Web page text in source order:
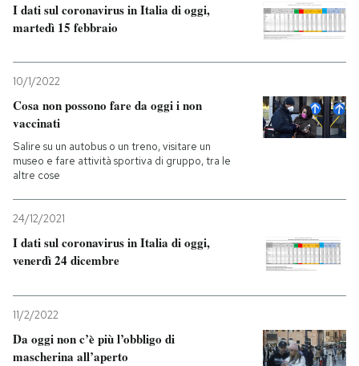
I dati sul coronavirus in Italia di oggi,
martedì 15 febbraio
10/1/2022
Cosa non possono fare da oggi i non
vaccinati
Salire su un autobus o un treno, visitare un
museo e fare attività sportiva di gruppo, tra le
altre cose
24/12/2021
I dati sul coronavirus in Italia di oggi,
venerdì 24 dicembre
11/2/2022
Da oggi non c’è più l’obbligo di
mascherina all’aperto